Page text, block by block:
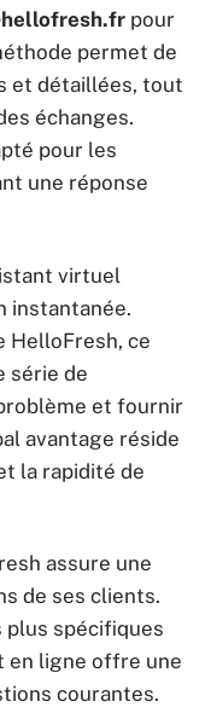
pour
permet de
et détaillées, tout
échanges.
pour les
une réponse
virtuel
instantanée.
HelloFresh, ce
série de
et fournir
avantage réside
la rapidité de
assure une
de ses clients.
plus spécifiques
en ligne offre une
courantes.